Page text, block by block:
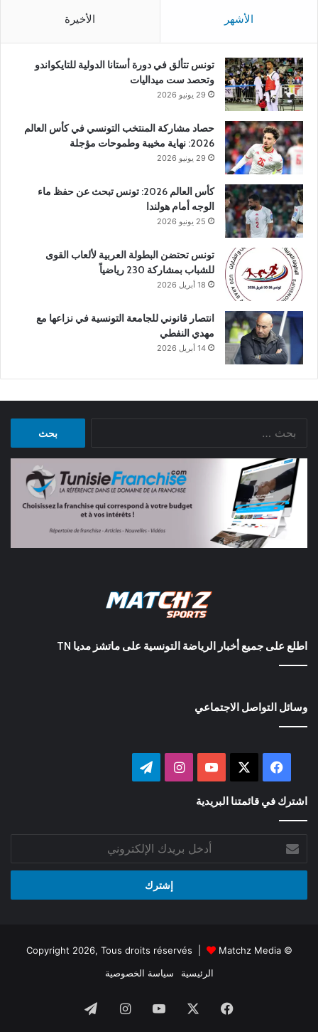
الأشهر الأخيرة
تونس تتألق في دورة أستانا الدولية للتايكواندو
وتحصد ست ميداليات
29 يونيو 2026
حصاد مشاركة المنتخب التونسي في كأس العالم
2026: نهاية مخيبة وطموحات مؤجلة
29 يونيو 2026
كأس العالم 2026: تونس تبحث عن حفظ ماء
الوجه أمام هولندا
25 يونيو 2026
تونس تحتضن البطولة العربية لألعاب القوى
للشباب بمشاركة 230 رياضياً
18 أبريل 2026
انتصار قانوني للجامعة التونسية في نزاعها مع
مهدي النفطي
14 أبريل 2026
اطلع على جميع أخبار الرياضة التونسية على ماتشز مديا TN
وسائل التواصل الاجتماعي
فيسبوك ‫YouTubeانستقرام
اشترك في قائمتنا البريدية
بريدك
الإلكتروني
© Copyright 2026, Tous droits réservés |
Matchz Media
الرئيسية
سياسة الخصوصية
فيسبوك ‫YouTubeانستقرام